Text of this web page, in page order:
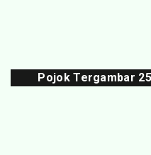
Pojok Tergambar